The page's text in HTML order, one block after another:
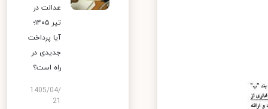
عدالت در
تیر ۱۴۰۵؛
آیا پرداخت
جدیدی در
راه است؟
1405/04/